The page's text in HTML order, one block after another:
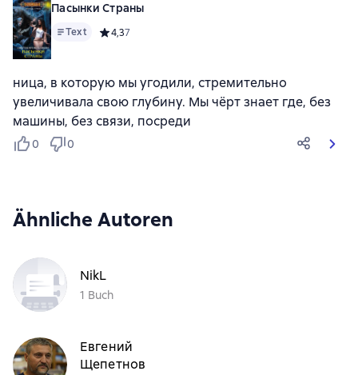
Пасынки Страны
Text Средний рейтинг 4,3 на основе 7 оценок
4,37
ница, в которую мы угодили, стремительно
увеличивала свою глубину. Мы чёрт знает где, без
машины, без связи, посреди
0 0
Ähnliche Autoren
NikL
1 Buch
Евгений
Щепетнов